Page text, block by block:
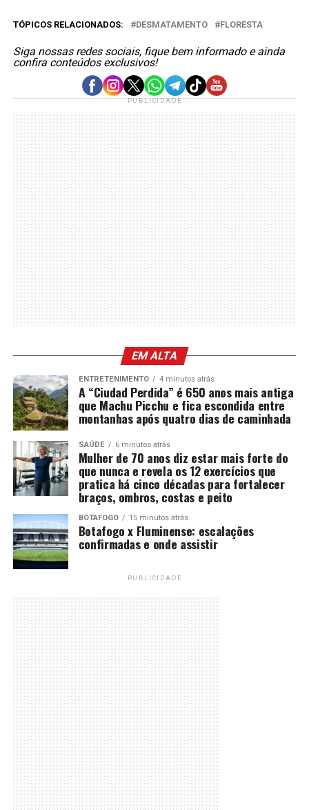
TÓPICOS RELACIONADOS: DESMATAMENTO FLORESTA
Siga nossas redes sociais, fique bem informado e ainda
confira conteúdos exclusivos!
PUBLICIDADE
EM ALTA
ENTRETENIMENTO 4 minutos atrás
A “Ciudad Perdida” é 650 anos mais antiga
que Machu Picchu e fica escondida entre
montanhas após quatro dias de caminhada
SAÚDE 6 minutos atrás
Mulher de 70 anos diz estar mais forte do
que nunca e revela os 12 exercícios que
pratica há cinco décadas para fortalecer
braços, ombros, costas e peito
BOTAFOGO 15 minutos atrás
Botafogo x Fluminense: escalações
confirmadas e onde assistir
PUBLICIDADE